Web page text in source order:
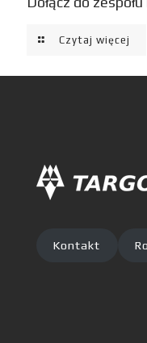
Czytaj więcej
Kontakt